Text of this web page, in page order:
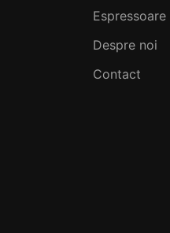
Despre noi
Contact